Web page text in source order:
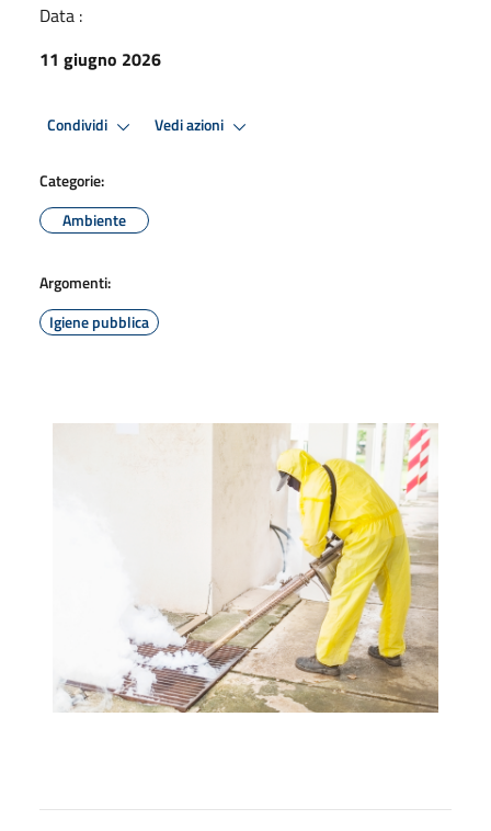
Data :
11 giugno 2026
Condividi Vedi azioni
Categorie:
Ambiente
Argomenti:
Igiene pubblica